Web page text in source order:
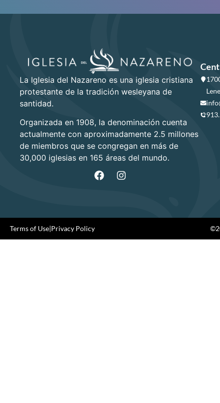
La Iglesia del Nazareno es una iglesia cristiana
protestante de la tradición wesleyana de
santidad.
Organizada en 1908, la denominación cuenta
actualmente con aproximadamente 2.5 millones
de miembros que se congregan en más de
30,000 iglesias en 165 áreas del mundo.
Terms of Use Privacy Policy